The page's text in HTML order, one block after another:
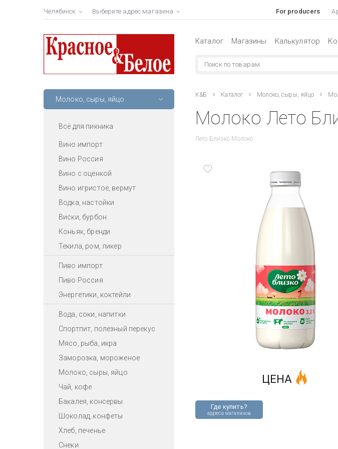
Челябинск Выберите адрес магазина For producers
Каталог Магазины Калькулятор
Молоко, сыры, яйцо
Всё для пикника
Вино импорт
Вино Россия
Вино с оценкой
Вино игристое, вермут
Водка, настойки
Виски, бурбон
Коньяк, бренди
Текила, ром, ликер
Пиво импорт
Пиво Россия
Энергетики, коктейли
Вода, соки, напитки
Спортпит, полезный перекус
Мясо, рыба, икра
Заморозка, мороженое
Молоко, сыры, яйцо
Чай, кофе
Бакалея, консервы
Шоколад, конфеты
Хлеб, печенье
Снеки
К&Б Каталог Молоко, сыры, яйцо
Молоко Лето
Лето Близко Молоко
Где купить?
адреса магазинов
ЦЕНА